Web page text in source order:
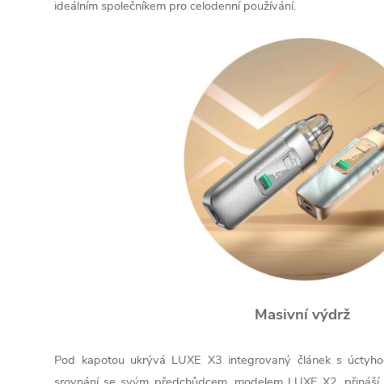
ideálním společníkem pro celodenní používání.
Masivní výdrž
Pod kapotou ukrývá LUXE X3 integrovaný článek s